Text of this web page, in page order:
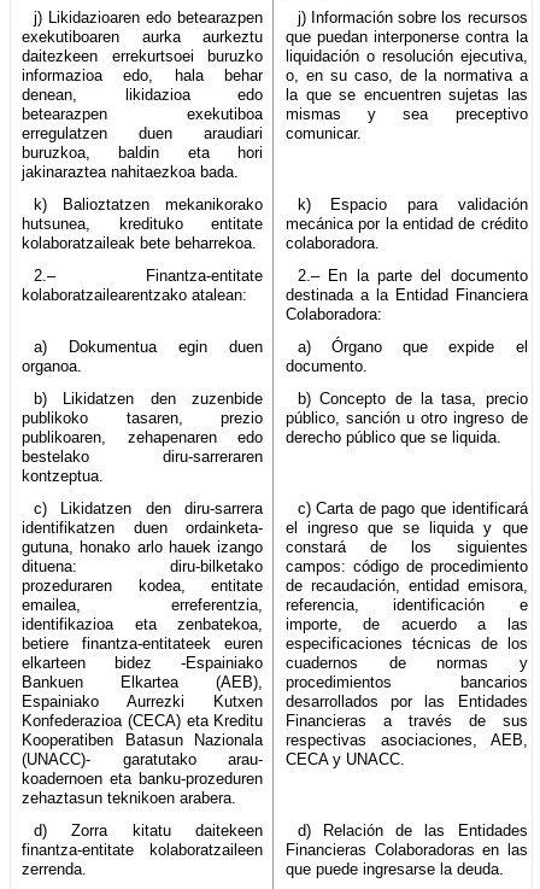
j) Likidazioaren edo betearazpen
exekutiboaren aurka aurkeztu
daitezkeen errekurtsoei buruzko
informazioa edo, hala behar
denean, likidazioa edo
betearazpen exekutiboa
erregulatzen duen araudiari
buruzkoa, baldin eta hori
jakinaraztea nahitaezkoa bada.
j) Información sobre los recursos
que puedan interponerse contra la
liquidación o resolución ejecutiva,
o, en su caso, de la normativa a
la que se encuentren sujetas las
mismas y sea preceptivo
comunicar.
k) Balioztatzen mekanikorako
hutsunea, kredituko entitate
kolaboratzaileak bete beharrekoa.
k) Espacio para validación
mecánica por la entidad de crédito
colaboradora.
2.– Finantza-entitate
kolaboratzailearentzako atalean:
2.– En la parte del documento
destinada a la Entidad Financiera
Colaboradora:
a) Dokumentua egin duen
organoa.
a) Órgano que expide el
documento.
b) Likidatzen den zuzenbide
publikoko tasaren, prezio
publikoaren, zehapenaren edo
bestelako diru-sarreraren
kontzeptua.
b) Concepto de la tasa, precio
público, sanción u otro ingreso de
derecho público que se liquida.
c) Likidatzen den diru-sarrera
identifikatzen duen ordainketa-
gutuna, honako arlo hauek izango
dituena: diru-bilketako
prozeduraren kodea, entitate
emailea, erreferentzia,
identifikazioa eta zenbatekoa,
betiere finantza-entitateek euren
elkarteen bidez -Espainiako
Bankuen Elkartea (AEB),
Espainiako Aurrezki Kutxen
Konfederazioa (CECA) eta Kreditu
Kooperatiben Batasun Nazionala
(UNACC)- garatutako arau-
koadernoen eta banku-prozeduren
zehaztasun teknikoen arabera.
c) Carta de pago que identificará
el ingreso que se liquida y que
constará de los siguientes
campos: código de procedimiento
de recaudación, entidad emisora,
referencia, identificación e
importe, de acuerdo a las
especificaciones técnicas de los
cuadernos de normas y
procedimientos bancarios
desarrollados por las Entidades
Financieras a través de sus
respectivas asociaciones, AEB,
CECA y UNACC.
d) Zorra kitatu daitekeen
finantza-entitate kolaboratzaileen
zerrenda.
d) Relación de las Entidades
Financieras Colaboradoras en las
que puede ingresarse la deuda.